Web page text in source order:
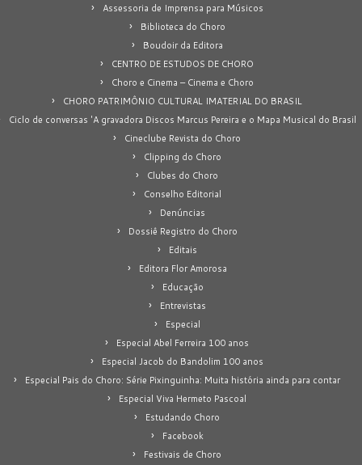
Assessoria de Imprensa para Músicos
Biblioteca do Choro
Boudoir da Editora
CENTRO DE ESTUDOS DE CHORO
Choro e Cinema – Cinema e Choro
CHORO PATRIMÔNIO CULTURAL IMATERIAL DO BRASIL
Ciclo de conversas 'A gravadora Discos Marcus Pereira e o Mapa Musical do Brasil
Cineclube Revista do Choro
Clipping do Choro
Clubes do Choro
Conselho Editorial
Denúncias
Dossiê Registro do Choro
Editais
Editora Flor Amorosa
Educação
Entrevistas
Especial
Especial Abel Ferreira 100 anos
Especial Jacob do Bandolim 100 anos
Especial Pais do Choro: Série Pixinguinha: Muita história ainda para contar
Especial Viva Hermeto Pascoal
Estudando Choro
Facebook
Festivais de Choro